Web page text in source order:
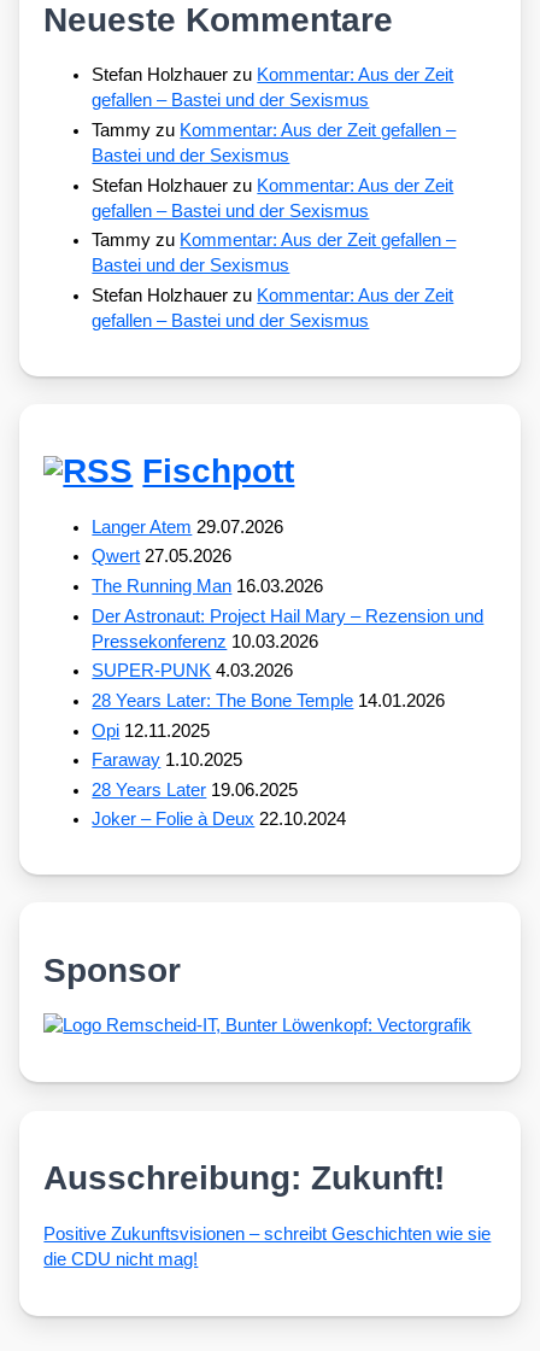
Neueste Kommentare
Stefan Holzhauer zu Kommentar: Aus der Zeit
gefallen – Bastei und der Sexismus
Tammy zu Kommentar: Aus der Zeit gefallen –
Bastei und der Sexismus
Stefan Holzhauer zu Kommentar: Aus der Zeit
gefallen – Bastei und der Sexismus
Tammy zu Kommentar: Aus der Zeit gefallen –
Bastei und der Sexismus
Stefan Holzhauer zu Kommentar: Aus der Zeit
gefallen – Bastei und der Sexismus
Fischpott
Langer Atem 29.07.2026
Qwert 27.05.2026
The Running Man 16.03.2026
Der Astronaut: Project Hail Mary – Rezension und
Pressekonferenz 10.03.2026
SUPER-PUNK 4.03.2026
28 Years Later: The Bone Temple 14.01.2026
Opi 12.11.2025
Faraway 1.10.2025
28 Years Later 19.06.2025
Joker – Folie à Deux 22.10.2024
Sponsor
Ausschreibung: Zukunft!
Posi­ti­ve Zukunfts­vi­sio­nen – schreibt Geschich­ten wie sie
die CDU nicht mag!